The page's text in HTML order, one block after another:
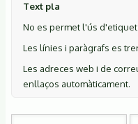
Text pla
No es permet l'ús
Les línies i paràgrafs es
Les adreces web i de
enllaços automàticament.